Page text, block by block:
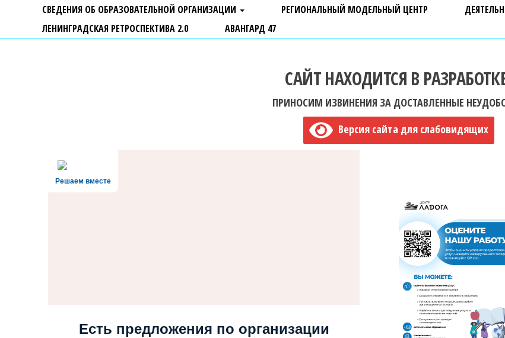
СВЕДЕНИЯ ОБ ОБРАЗОВАТЕЛЬНОЙ ОРГАНИЗАЦИИ РЕГИОНАЛЬНЫЙ МОДЕЛЬНЫЙ ЦЕНТР
ЛЕНИНГРАДСКАЯ РЕТРОСПЕКТИВА 2.0
АВАНГАРД 47
САЙТ НАХОДИТСЯ В
ПРИНОСИМ ИЗВИНЕНИЯ ЗА ДОСТАВЛЕННЫЕ
Версия сайта для слабовидящих
Решаем вместе
Есть предложения по организации